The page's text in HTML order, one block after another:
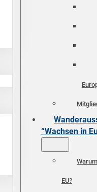
“Wachsen in
EU?